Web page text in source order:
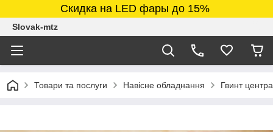
Скидка на LED фары до 15%
Slovak-mtz
Товари та послуги Навісне обладнання Гвинт